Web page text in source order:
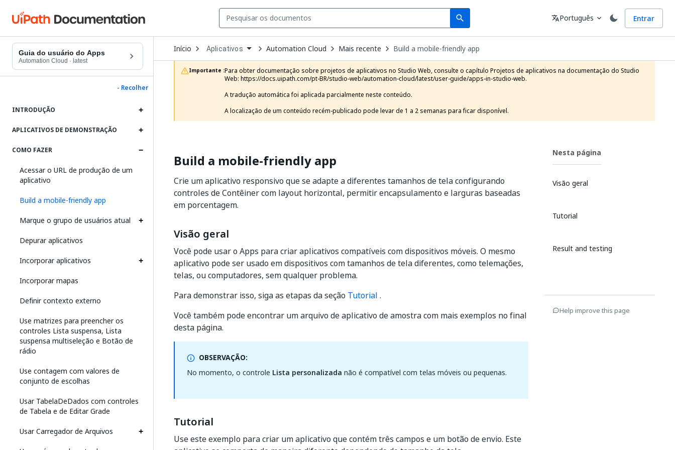
search
Search Idioma
translatePortuguês expand_more Entrar
Guia do usuário do Apps
Automation Cloud · latest
- Recolher
INTRODUÇÃO
APLICATIVOS DE DEMONSTRAÇÃO
COMO FAZER
Acessar o URL de produção de um
aplicativo
Build a mobile-friendly app
Marque o grupo de usuários atual
Depurar aplicativos
Incorporar aplicativos
Incorporar mapas
Definir contexto externo
Use matrizes para preencher os
controles Lista suspensa, Lista
suspensa multiseleção e Botão de
rádio
Use contagem com valores de
conjunto de escolhas
Usar TabelaDeDados com controles
de Tabela e de Editar Grade
Usar Carregador de Arquivos
Início Open
Dropdown
to
choose
product
Aplicativos Automation Cloud Mais recente Build a mobile-friendly app
Importante :Para obter documentação sobre projetos de aplicativos no Studio Web, consulte o capítulo Projetos de aplicativos na documentação do Studio
Web: https://docs.uipath.com/pt-BR/studio-web/automation-cloud/latest/user-guide/apps-in-studio-web.
A tradução automática foi aplicada parcialmente neste conteúdo.
A localização de um conteúdo recém-publicado pode levar de 1 a 2 semanas para ficar disponível.
Build a mobile-friendly app
Crie um aplicativo responsivo que se adapte a diferentes tamanhos de tela configurando
controles de Contêiner com layout horizontal, permitir encapsulamento e larguras baseadas
em porcentagem.
Visão geral
Você pode usar o Apps para criar aplicativos compatíveis com dispositivos móveis. O mesmo
aplicativo pode ser usado em dispositivos com tamanhos de tela diferentes, como telemações,
telas, ou computadores, sem qualquer problema.
Para demonstrar isso, siga as etapas da seção Tutorial .
Você também pode encontrar um arquivo de aplicativo de amostra com mais exemplos no final
desta página.
OBSERVAÇÃO:
No momento, o controle Lista personalizada não é compatível com telas móveis ou pequenas.
Tutorial
Use este exemplo para criar um aplicativo que contém três campos e um botão de envio. Este
Nesta página
Visão geral
Tutorial
Result and testing
Help improve this page